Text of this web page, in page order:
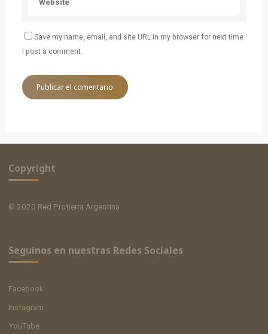
Save my name, email, and site URL in my browser for next time
I post a comment.
Copyright
© 2020 Red Protierra Argentina
Seguinos en nuestras Redes Sociales
Facebook
Instagram
YouTube